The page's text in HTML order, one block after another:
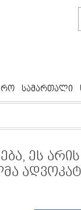
სამართალი
ეს